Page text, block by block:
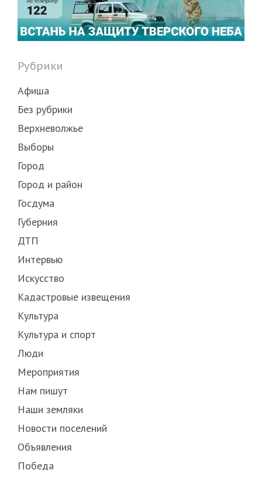
Рубрики
Афиша
Без рубрики
Верхневолжье
Выборы
Город
Город и район
Госдума
Губерния
ДТП
Интервью
Искусство
Кадастровые извещения
Культура
Культура и спорт
Люди
Мероприятия
Нам пишут
Наши земляки
Новости поселений
Объявления
Победа